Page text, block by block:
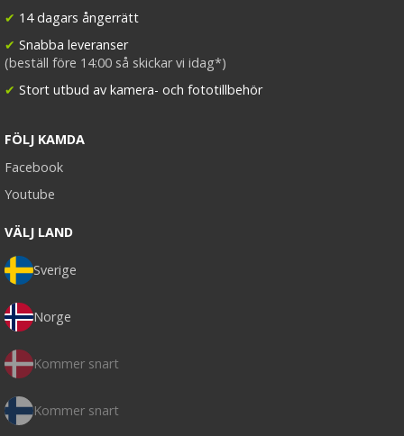
✔ 14 dagars ångerrätt
✔ Snabba leveranser
(beställ före 14:00 så skickar vi idag*)
✔ Stort utbud av kamera- och fototillbehör
FÖLJ KAMDA
Facebook
Youtube
VÄLJ LAND
Sverige
Norge
Kommer snart
Kommer snart